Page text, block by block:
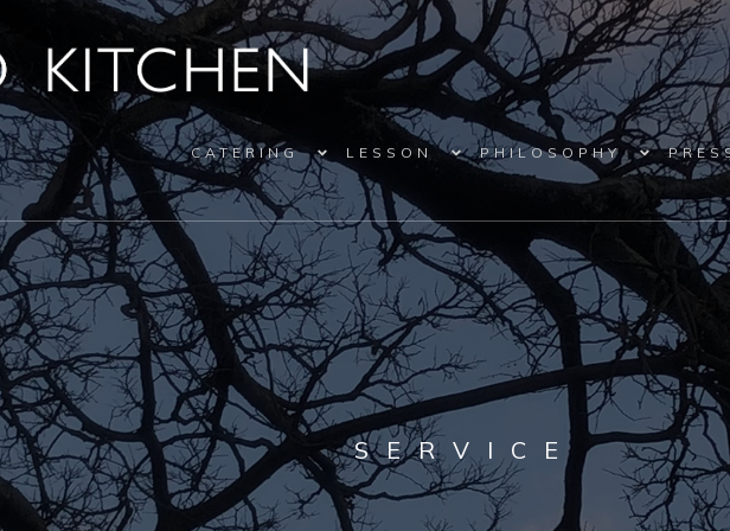
CATERING LESSON PHILOSOPHY
SERVICE